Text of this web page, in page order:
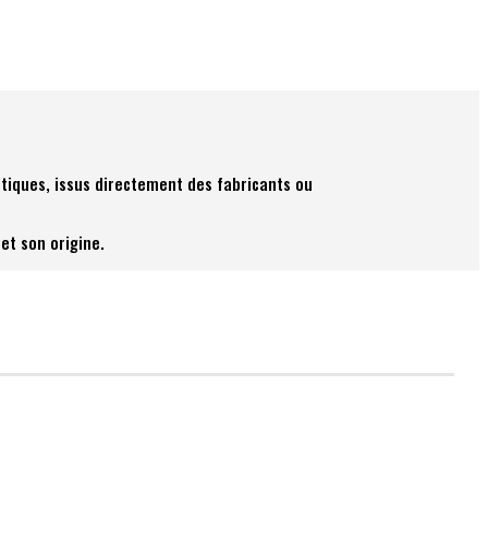
issus directement des fabricants ou
son origine.